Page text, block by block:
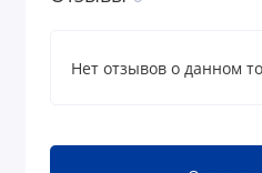
Нет отзывов о данном